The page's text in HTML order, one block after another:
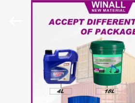
APERÇU
PRODUITS